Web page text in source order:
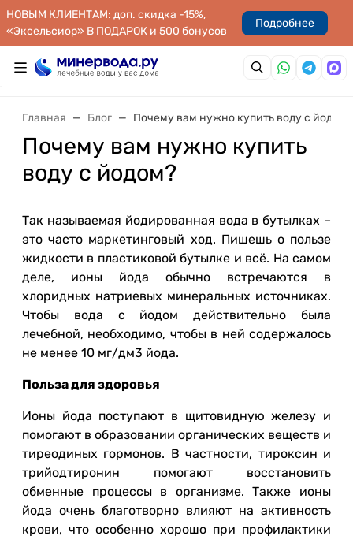
НОВЫМ КЛИЕНТАМ: доп. скидка -15%,
«Эксельсиор» В ПОДАРОК и 500 бонусов
Подробнее
Главная Блог Почему вам нужно купить воду с йодом?
Почему вам нужно купить
воду с йодом?
Так называемая йодированная вода в бутылках –
это часто маркетинговый ход. Пишешь о пользе
жидкости в пластиковой бутылке и всё. На самом
деле, ионы йода обычно встречаются в
хлоридных натриевых минеральных источниках.
Чтобы вода с йодом действительно была
лечебной, необходимо, чтобы в ней содержалось
не менее 10 мг/дм3 йода.
Польза для здоровья
Ионы йода поступают в щитовидную железу и
помогают в образовании органических веществ и
тиреодиных гормонов. В частности, тироксин и
трийодтиронин помогают восстановить
обменные процессы в организме. Также ионы
йода очень благотворно влияют на активность
крови, что особенно хорошо при профилактики